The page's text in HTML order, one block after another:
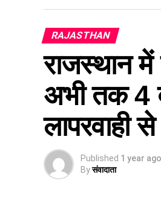
REET
RSSB
बोर्ड द्वारा जारी
या बोर्ड के
RAJASTHAN
राजस्थान
अभी तक 4
लापरवाही
Published 1 year ago
Byसंवादाता